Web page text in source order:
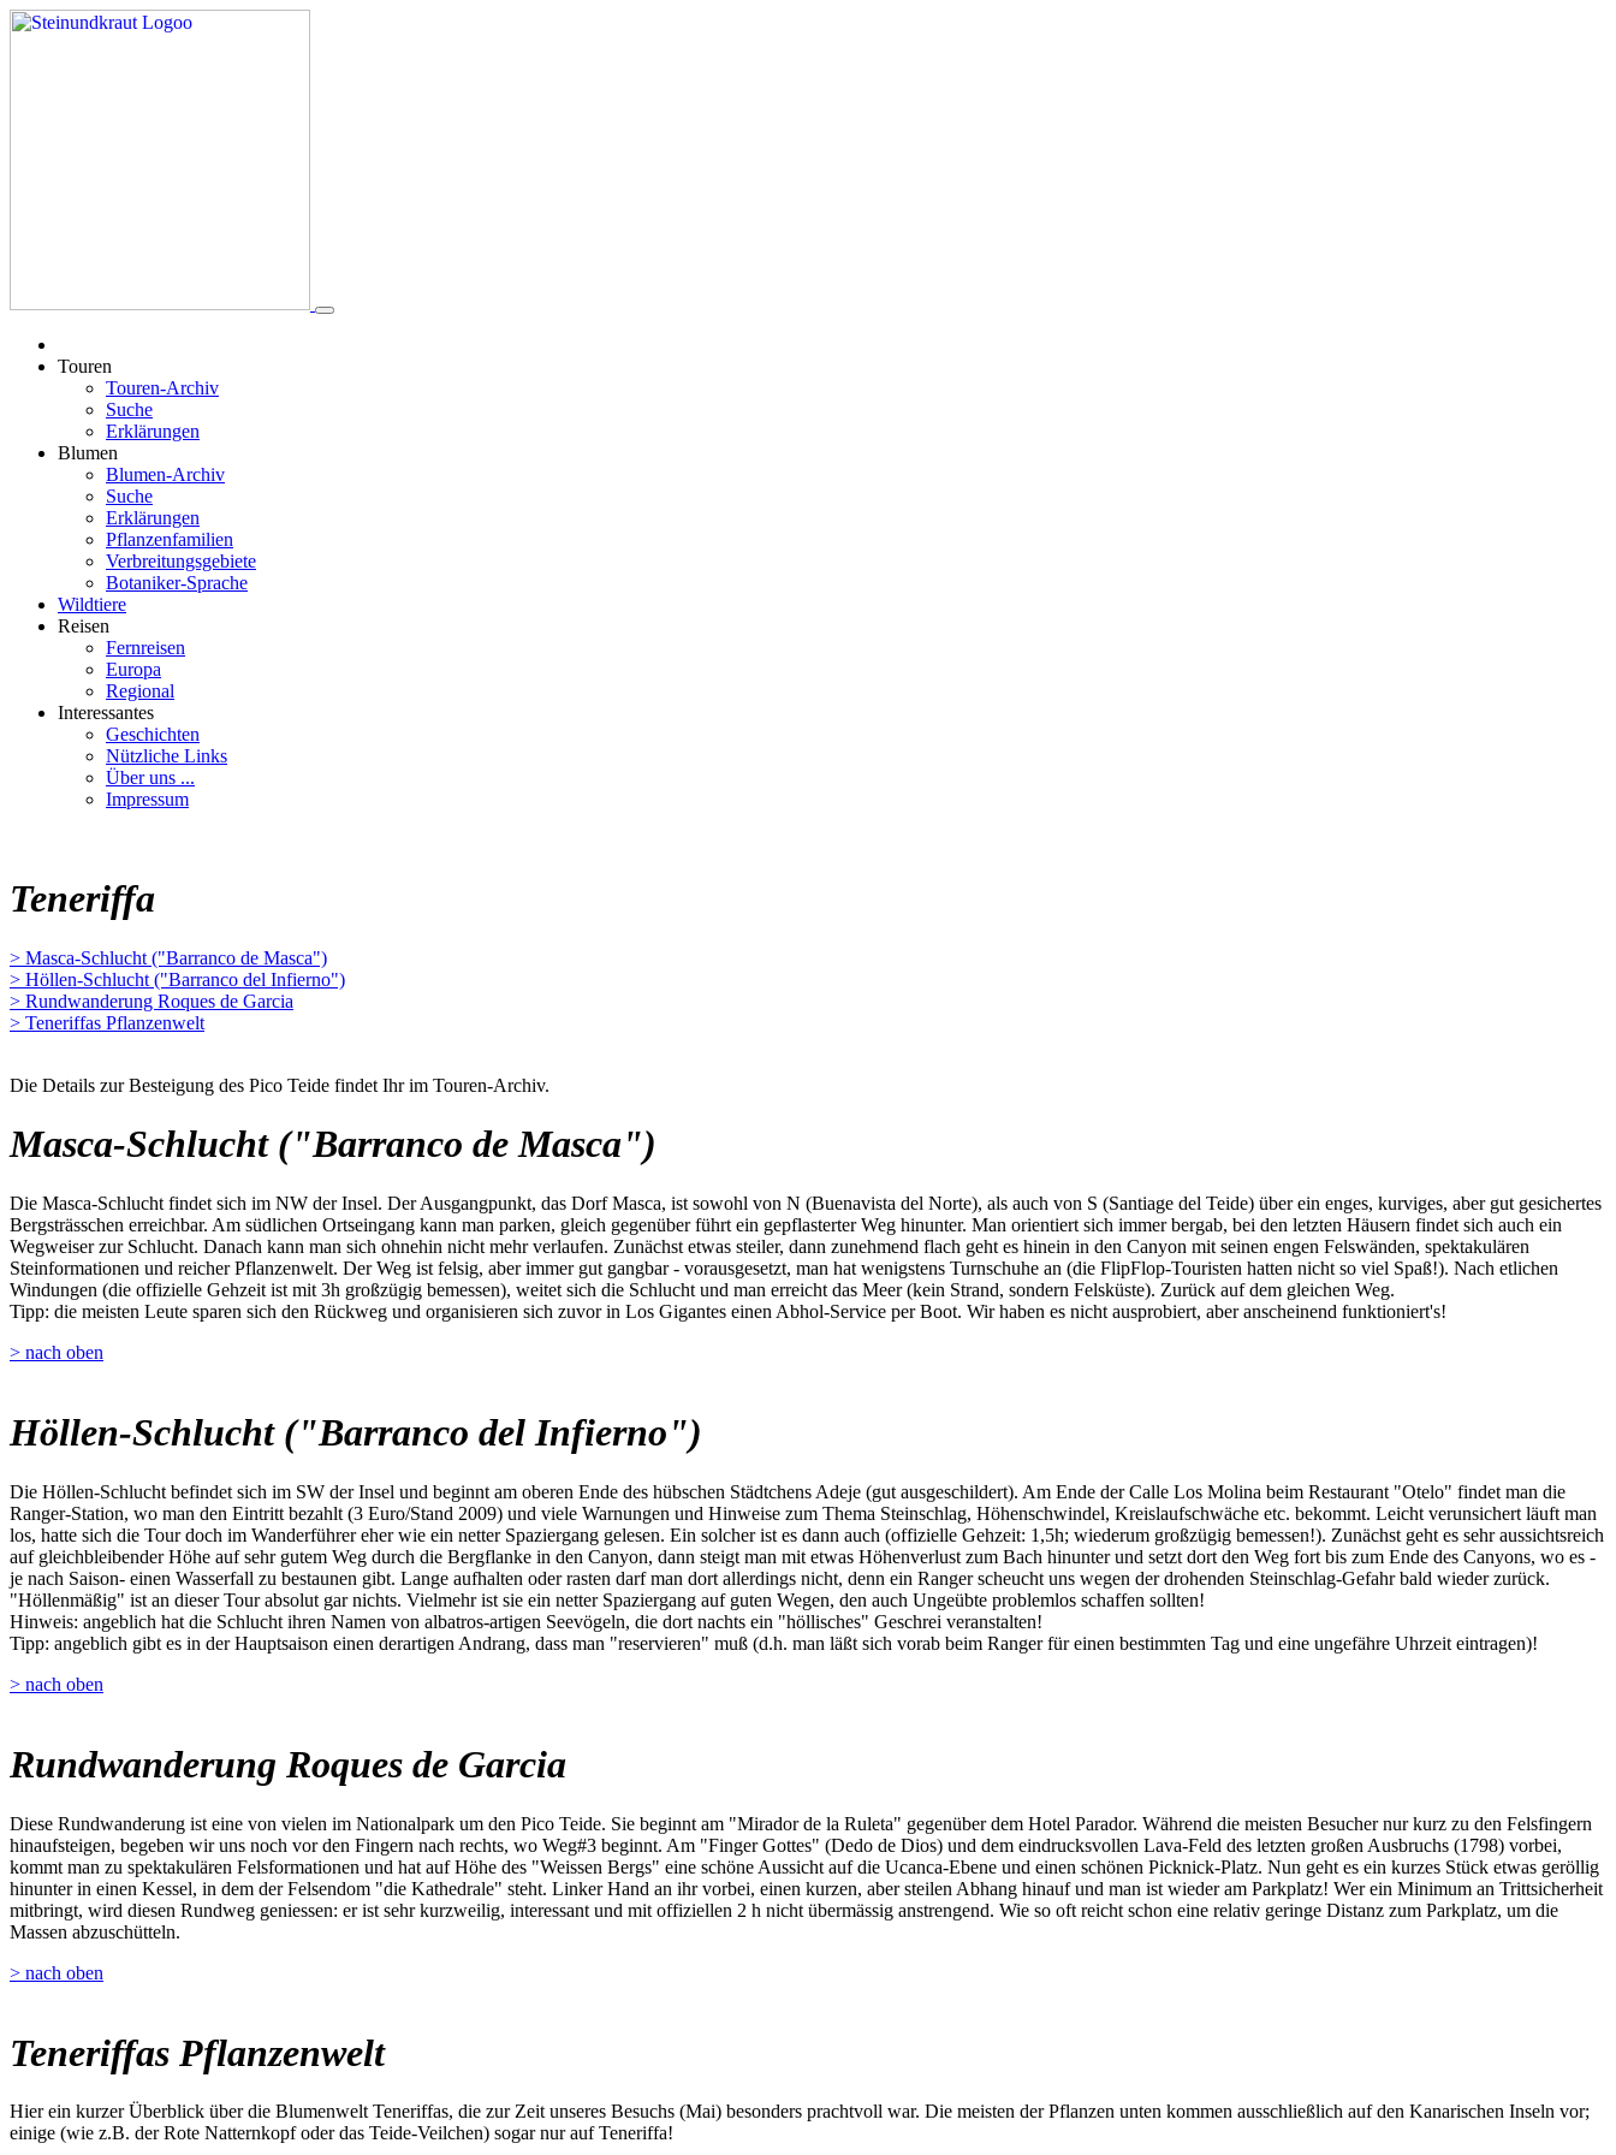
Touren
Touren-Archiv
Suche
Erklärungen
Blumen
Blumen-Archiv
Suche
Erklärungen
Pflanzenfamilien
Verbreitungsgebiete
Botaniker-Sprache
Wildtiere
Reisen
Fernreisen
Europa
Regional
Interessantes
Geschichten
Nützliche Links
Über uns ...
Impressum
Teneriffa
> Masca-Schlucht ("Barranco de Masca")
> Höllen-Schlucht ("Barranco del Infierno")
> Rundwanderung Roques de Garcia
> Teneriffas Pflanzenwelt
Die Details zur Besteigung des Pico Teide findet Ihr im Touren-Archiv.
Masca-Schlucht ("Barranco de Masca")
Die Masca-Schlucht findet sich im NW der Insel. Der Ausgangpunkt, das Dorf Masca, ist sowohl von N (Buenavista del Norte), als auch von S (Santiage del Teide) über ein enges, kurviges, aber gut gesichertes
Bergsträsschen erreichbar. Am südlichen Ortseingang kann man parken, gleich gegenüber führt ein gepflasterter Weg hinunter. Man orientiert sich immer bergab, bei den letzten Häusern findet sich auch ein
Wegweiser zur Schlucht. Danach kann man sich ohnehin nicht mehr verlaufen. Zunächst etwas steiler, dann zunehmend flach geht es hinein in den Canyon mit seinen engen Felswänden, spektakulären
Steinformationen und reicher Pflanzenwelt. Der Weg ist felsig, aber immer gut gangbar - vorausgesetzt, man hat wenigstens Turnschuhe an (die FlipFlop-Touristen hatten nicht so viel Spaß!). Nach etlichen
Windungen (die offizielle Gehzeit ist mit 3h großzügig bemessen), weitet sich die Schlucht und man erreicht das Meer (kein Strand, sondern Felsküste). Zurück auf dem gleichen Weg.
Tipp: die meisten Leute sparen sich den Rückweg und organisieren sich zuvor in Los Gigantes einen Abhol-Service per Boot. Wir haben es nicht ausprobiert, aber anscheinend funktioniert's!
> nach oben
Höllen-Schlucht ("Barranco del Infierno")
Die Höllen-Schlucht befindet sich im SW der Insel und beginnt am oberen Ende des hübschen Städtchens Adeje (gut ausgeschildert). Am Ende der Calle Los Molina beim Restaurant "Otelo" findet man die
Ranger-Station, wo man den Eintritt bezahlt (3 Euro/Stand 2009) und viele Warnungen und Hinweise zum Thema Steinschlag, Höhenschwindel, Kreislaufschwäche etc. bekommt. Leicht verunsichert läuft man
los, hatte sich die Tour doch im Wanderführer eher wie ein netter Spaziergang gelesen. Ein solcher ist es dann auch (offizielle Gehzeit: 1,5h; wiederum großzügig bemessen!). Zunächst geht es sehr aussichtsreich
auf gleichbleibender Höhe auf sehr gutem Weg durch die Bergflanke in den Canyon, dann steigt man mit etwas Höhenverlust zum Bach hinunter und setzt dort den Weg fort bis zum Ende des Canyons, wo es -
je nach Saison- einen Wasserfall zu bestaunen gibt. Lange aufhalten oder rasten darf man dort allerdings nicht, denn ein Ranger scheucht uns wegen der drohenden Steinschlag-Gefahr bald wieder zurück.
"Höllenmäßig" ist an dieser Tour absolut gar nichts. Vielmehr ist sie ein netter Spaziergang auf guten Wegen, den auch Ungeübte problemlos schaffen sollten!
Hinweis: angeblich hat die Schlucht ihren Namen von albatros-artigen Seevögeln, die dort nachts ein "höllisches" Geschrei veranstalten!
Tipp: angeblich gibt es in der Hauptsaison einen derartigen Andrang, dass man "reservieren" muß (d.h. man läßt sich vorab beim Ranger für einen bestimmten Tag und eine ungefähre Uhrzeit eintragen)!
> nach oben
Rundwanderung Roques de Garcia
Diese Rundwanderung ist eine von vielen im Nationalpark um den Pico Teide. Sie beginnt am "Mirador de la Ruleta" gegenüber dem Hotel Parador. Während die meisten Besucher nur kurz zu den Felsfingern
hinaufsteigen, begeben wir uns noch vor den Fingern nach rechts, wo Weg#3 beginnt. Am "Finger Gottes" (Dedo de Dios) und dem eindrucksvollen Lava-Feld des letzten großen Ausbruchs (1798) vorbei,
kommt man zu spektakulären Felsformationen und hat auf Höhe des "Weissen Bergs" eine schöne Aussicht auf die Ucanca-Ebene und einen schönen Picknick-Platz. Nun geht es ein kurzes Stück etwas geröllig
hinunter in einen Kessel, in dem der Felsendom "die Kathedrale" steht. Linker Hand an ihr vorbei, einen kurzen, aber steilen Abhang hinauf und man ist wieder am Parkplatz! Wer ein Minimum an Trittsicherheit
mitbringt, wird diesen Rundweg geniessen: er ist sehr kurzweilig, interessant und mit offiziellen 2 h nicht übermässig anstrengend. Wie so oft reicht schon eine relativ geringe Distanz zum Parkplatz, um die
Massen abzuschütteln.
> nach oben
Teneriffas Pflanzenwelt
Hier ein kurzer Überblick über die Blumenwelt Teneriffas, die zur Zeit unseres Besuchs (Mai) besonders prachtvoll war. Die meisten der Pflanzen unten kommen ausschließlich auf den Kanarischen Inseln vor;
einige (wie z.B. der Rote Natternkopf oder das Teide-Veilchen) sogar nur auf Teneriffa!